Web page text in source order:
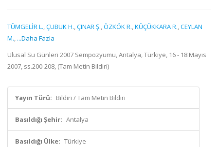
TÜMGELİR L.,ÇUBUK H.,ÇINAR Ş.,ÖZKÖK R.,KÜÇÜKKARA R.,CEYLAN
M., ...Daha Fazla
Ulusal Su Günleri 2007 Sempozyumu, Antalya, Türkiye, 16 - 18 Mayıs
2007, ss.200-208, (Tam Metin Bildiri)
Yayın Türü: Bildiri / Tam Metin Bildiri
Basıldığı Şehir: Antalya
Basıldığı Ülke: Türkiye